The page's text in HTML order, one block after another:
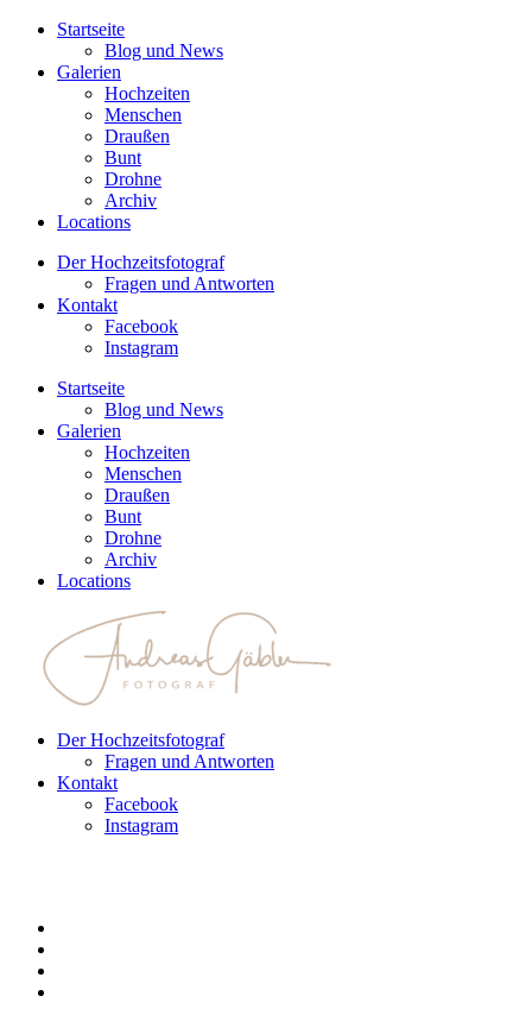
Startseite
Blog und News
Galerien
Hochzeiten
Menschen
Draußen
Bunt
Drohne
Archiv
Locations
Der Hochzeitsfotograf
Fragen und Antworten
Kontakt
Facebook
Instagram
Startseite
Blog und News
Galerien
Hochzeiten
Menschen
Draußen
Bunt
Drohne
Archiv
Locations
Der Hochzeitsfotograf
Fragen und Antworten
Kontakt
Facebook
Instagram